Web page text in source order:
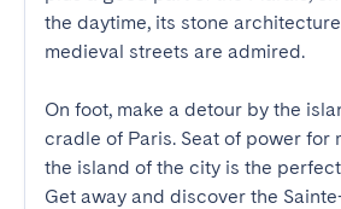
the daytime, its stone
medieval streets are admired.
On foot, make a detour by the
cradle of Paris. Seat of power for
the island of the city is the
Get away and discover the